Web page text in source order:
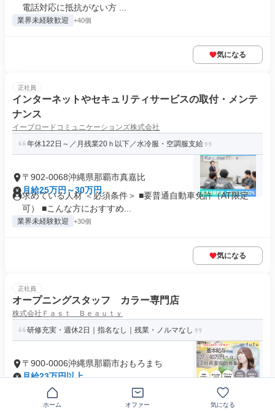
電話対応に抵抗がない方 ...
業界未経験歓迎 +40個
気になる
正社員
インターネットやセキュリティサービスの取付・メンテ
ナンス
イーブロードコミュニケーションズ株式会社
年休122日～／月残業20ｈ以下／水冷服・空調服支給
〒902-0068沖縄県那覇市真嘉比
月給25万円～30万円
求めている人材 ＜必須条件＞ ■要普通自動車免許（AT限定
可） ■こんな方におすすめ...
業界未経験歓迎 +30個
気になる
正社員
オープニングスタッフ カラー専門店
株式会社Ｆａｓｔ Ｂｅａｕｔｙ
研修充実・週休2日｜指名なし｜残業・ノルマなし
〒900-0006沖縄県那覇市おもろまち
月給23万円以上
歓迎条件】* ・新卒...
制服あり +23個
ホーム オファー 気になる